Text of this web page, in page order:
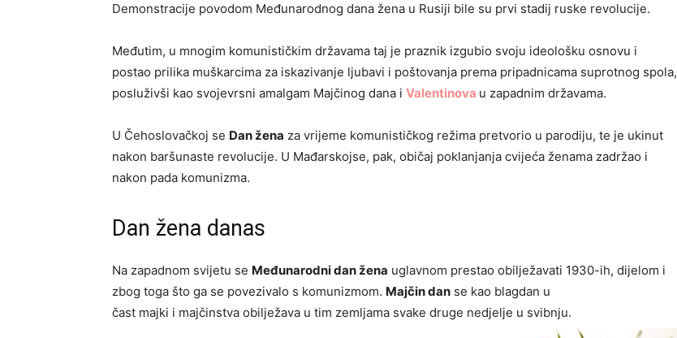
Demonstracije povodom Međunarodnog dana žena u Rusiji bile su prvi stadij ruske revolucije.
Međutim, u mnogim komunističkim državama taj je praznik izgubio svoju ideološku osnovu i
postao prilika muškarcima za iskazivanje ljubavi i poštovanja prema pripadnicama suprotnog spola,
posluživši kao svojevrsni amalgam Majčinog dana i Valentinova u zapadnim državama.
U Čehoslovačkoj se Dan žena za vrijeme komunističkog režima pretvorio u parodiju, te je ukinut
nakon baršunaste revolucije. U Mađarskojse, pak, običaj poklanjanja cvijeća ženama zadržao i
nakon pada komunizma.
Dan žena danas
Na zapadnom svijetu se Međunarodni dan žena uglavnom prestao obilježavati 1930-ih, dijelom i
zbog toga što ga se povezivalo s komunizmom. Majčin dan se kao blagdan u
čast majki i majčinstva obilježava u tim zemljama svake druge nedjelje u svibnju.